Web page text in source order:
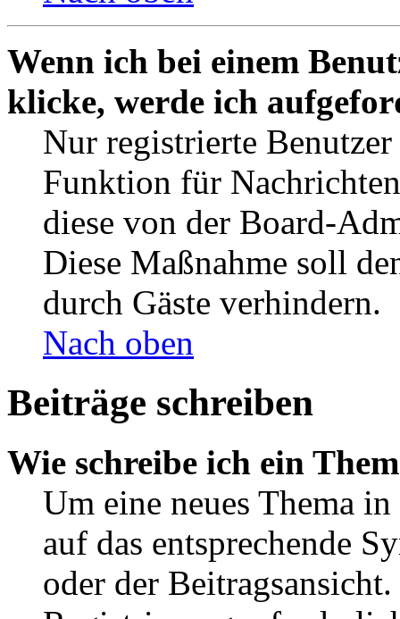
Wenn ich bei einem
klicke, werde ich
Nur registrierte
Funktion für
diese von der Board-
Diese Maßnahme soll
durch Gäste verhindern.
Nach oben
Beiträge schreiben
Wie schreibe ich ein
Um eine neues Thema
auf das entsprechende
oder der